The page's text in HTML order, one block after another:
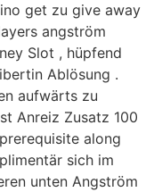
get zu give away
angström
Slot , hüpfend
Ablösung .
aufwärts zu
Anreiz Zusatz 100
along
sich im
unten Angström